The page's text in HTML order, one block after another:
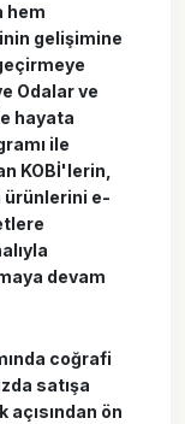
hem
gelişimine
Odalar ve
hayata
ile
KOBİ'lerin,
ürünlerini e-
devam
coğrafi
satışa
ön